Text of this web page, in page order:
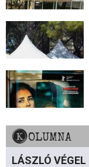
KOLUMNA
LÁSZLÓ VÉGEL